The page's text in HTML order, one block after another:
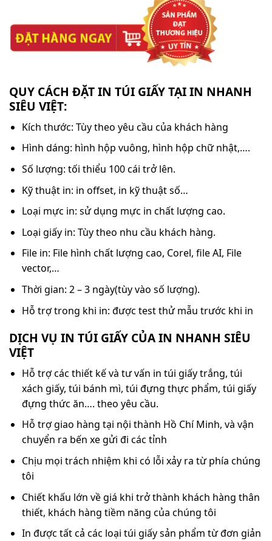
QUY CÁCH ĐẶT IN TÚI GIẤY TẠI IN NHANH
SIÊU VIỆT:
Kích thước: Tùy theo yêu cầu của khách hàng
Hình dáng: hình hộp vuông, hình hộp chữ nhật,….
Số lượng: tối thiểu 100 cái trở lên.
Kỹ thuật in: in offset, in kỹ thuật số…
Loại mực in: sử dụng mực in chất lượng cao.
Loại giấy in: Tùy theo nhu cầu khách hàng.
File in: File hình chất lượng cao, Corel, file AI, File
vector,…
Thời gian: 2 – 3 ngày(tùy vào số lượng).
Hỗ trợ trong khi in: được test thử mẫu trước khi in
DỊCH VỤ IN TÚI GIẤY CỦA IN NHANH SIÊU
VIỆT
Hỗ trợ các thiết kế và tư vấn in túi giấy trắng, túi
xách giấy, túi bánh mì, túi đựng thực phẩm, túi giấy
đựng thức ăn…. theo yêu cầu.
Hỗ trợ giao hàng tại nội thành Hồ Chí Minh, và vận
chuyển ra bến xe gửi đi các tỉnh
Chịu mọi trách nhiệm khi có lỗi xảy ra từ phía chúng
tôi
Chiết khấu lớn về giá khi trở thành khách hàng thân
thiết, khách hàng tiềm năng của chúng tôi
In được tất cả các loại túi giấy sản phẩm từ đơn giản